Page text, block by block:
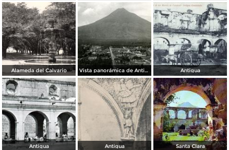
Alameda del Calvario Vista panorámica de Antigua Antigua
Antigua Antigua Santa Clara